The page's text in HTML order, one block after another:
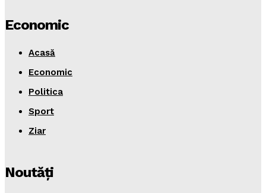
Economic
Acasă
Economic
Politica
Sport
Ziar
Noutăţi